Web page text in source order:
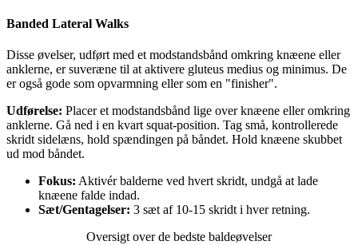
Banded Lateral Walks
Disse øvelser, udført med et modstandsbånd omkring knæene eller
anklerne, er suveræne til at aktivere gluteus medius og minimus. De
er også gode som opvarmning eller som en "finisher".
Udførelse: Placer et modstandsbånd lige over knæene eller omkring
anklerne. Gå ned i en kvart squat-position. Tag små, kontrollerede
skridt sidelæns, hold spændingen på båndet. Hold knæene skubbet
ud mod båndet.
Fokus: Aktivér balderne ved hvert skridt, undgå at lade
knæene falde indad.
Sæt/Gentagelser: 3 sæt af 10-15 skridt i hver retning.
Oversigt over de bedste baldeøvelser